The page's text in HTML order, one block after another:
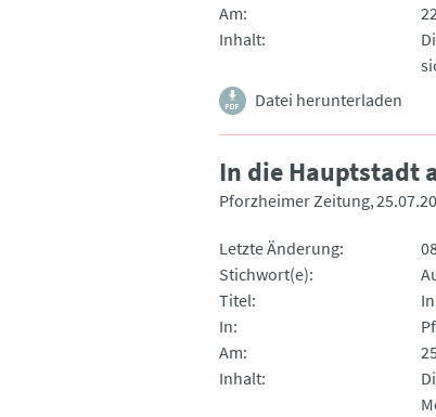
Am
Inhalt
Datei herunterladen
In die Hauptstadt
Pforzheimer Zeitung
Letzte Änderung
Stichwort(e)
Titel
In
Am
Inhalt